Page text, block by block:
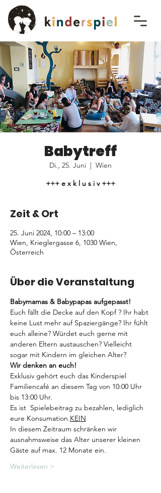
Babytreff
Di., 25. Juni
  |
Wien
+++ e x k l u s i v +++
Zeit & Ort
25. Juni 2024, 10:00 – 13:00
Wien, Krieglergasse 6, 1030 Wien,
Österreich
Über die Veranstaltung
Babymamas & Babypapas aufgepasst!
Euch fällt die Decke auf den Kopf ? Ihr habt
keine Lust mehr auf Spaziergänge? Ihr fühlt
euch alleine? Würdet euch gerne mit
anderen Eltern austauschen? Vielleicht
sogar mit Kindern im gleichen Alter?
Wir denken an euch!
Exklusiv gehört euch das Kinderspiel
Familiencafé an diesem Tag von 10:00 Uhr
bis 13:00 Uhr.
Es ist Spielebeitrag zu bezahlen, lediglich
eure Konsumation.KEIN
In diesem Zeitraum schränken wir
ausnahmsweise das Alter unserer kleinen
Gäste auf max. 12 Monate ein.
Weiterlesen >